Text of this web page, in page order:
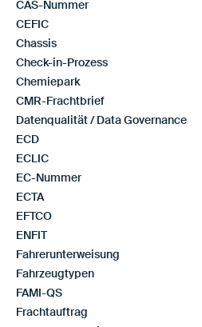
CAS-Nummer
CEFIC
Chassis
Check-in-Prozess
Chemiepark
CMR-Frachtbrief
Datenqualität / Data Governance
ECD
ECLIC
EC-Nummer
ECTA
EFTCO
ENFIT
Fahrerunterweisung
Fahrzeugtypen
FAMI-QS
Frachtauftrag